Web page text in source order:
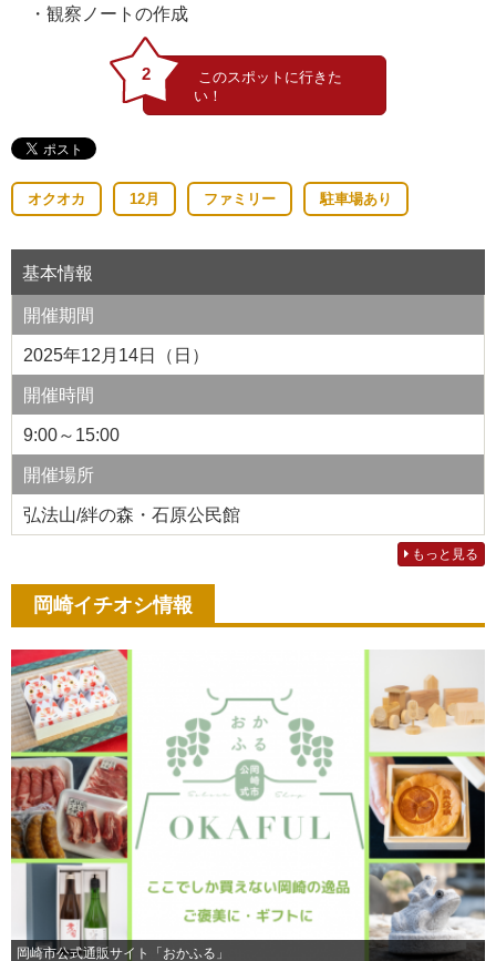
・観察ノートの作成
2
オクオカ 12月 ファミリー 駐車場あり
基本情報
開催期間
2025年12月14日（日）
開催時間
9:00～15:00
開催場所
弘法山/絆の森・石原公民館
もっと見る
岡崎イチオシ情報
岡崎市公式通販サイト「おかふる」